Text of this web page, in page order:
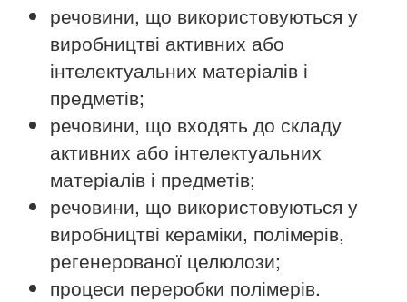
речовини, що використовуються у
виробництві активних або
інтелектуальних матеріалів і
предметів;
речовини, що входять до складу
активних або інтелектуальних
матеріалів і предметів;
речовини, що використовуються у
виробництві кераміки, полімерів,
регенерованої целюлози;
процеси переробки полімерів.